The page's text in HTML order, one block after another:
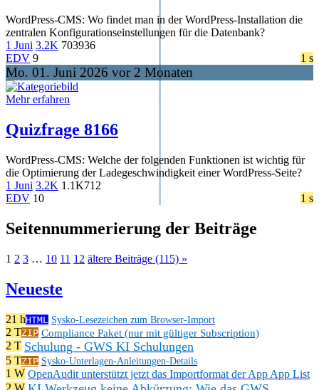
WordPress-CMS: Wo findet man in der WordPress-Installation die
zentralen Konfigurationseinstellungen für die Datenbank?
1 Juni 3.2K 703936
EDV 9 1 s
Mo. 01. Juni 2026 vor 2 Monaten
Mehr erfahren
Quizfrage 8166
WordPress-CMS: Welche der folgenden Funktionen ist wichtig für
die Optimierung der Ladegeschwindigkeit einer WordPress-Seite?
1 Juni 3.2K 1.1K712
EDV 10 1 s
Seitennummerierung der Beiträge
1 2 3 … 10 11 12 ältere Beiträge (115) »
Neueste
21 hHTML Sysko-Lesezeichen zum Browser-Import
2 TZIP Compliance Paket (nur mit gültiger Subscription)
2 T Schulung - GWS KI Schulungen
5 TZIP Sysko-Unterlagen-Anleitungen-Details
1 W OpenAudit unterstützt jetzt das Importformat der App App List
2 W